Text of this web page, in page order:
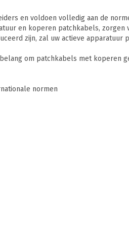
en voldoen volledig aan de
en koperen patchkabels,
zijn, zal uw actieve
om patchkabels met
normen